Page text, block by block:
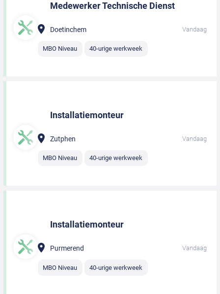
Medewerker Technische Dienst
Doetinchem Vandaag
MBO Niveau 40-urige werkweek
Installatiemonteur
Zutphen Vandaag
MBO Niveau 40-urige werkweek
Installatiemonteur
Purmerend Vandaag
MBO Niveau 40-urige werkweek